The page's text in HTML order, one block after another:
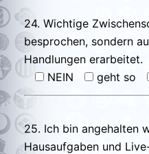
24. Wichtige
besprochen, sondern
Handlungen erarbeitet.
NEIN
geht so
25. Ich bin angehalten
Hausaufgaben und